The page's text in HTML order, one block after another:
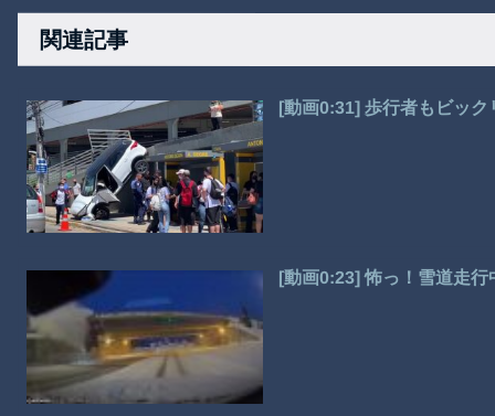
関連記事
[動画0:31] 歩行者もビック
[動画0:23] 怖っ！雪道走